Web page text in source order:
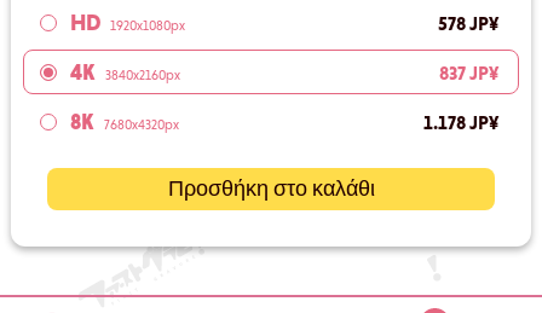
HD 1920x1080px 578 JP¥
4K 3840x2160px 837 JP¥
8K 7680x4320px 1.178 JP¥
Προσθήκη στο καλάθι